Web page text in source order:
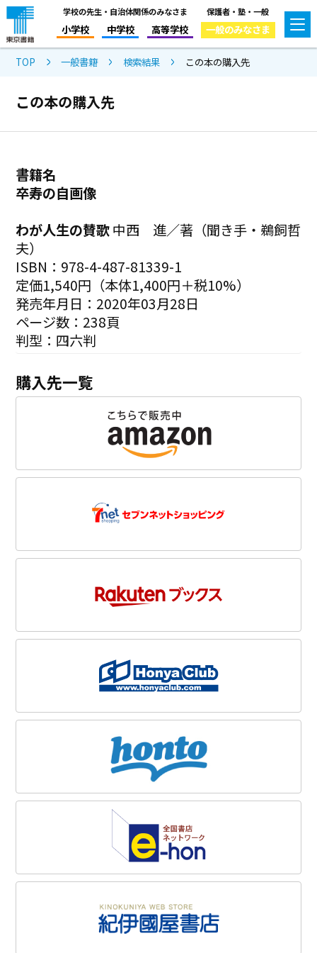
学校の先生・自治体関係のみなさま
小学校 中学校 高等学校
保護者・塾・一般
一般のみなさま
TOP 一般書籍 検索結果 この本の購入先
この本の購入先
書籍名
卒寿の自画像
わが人生の賛歌中西 進／著（聞き手・鵜飼哲
夫）
ISBN：978-4-487-81339-1
定価1,540円（本体1,400円＋税10%）
発売年月日：2020年03月28日
ページ数：238頁
判型：四六判
購入先一覧